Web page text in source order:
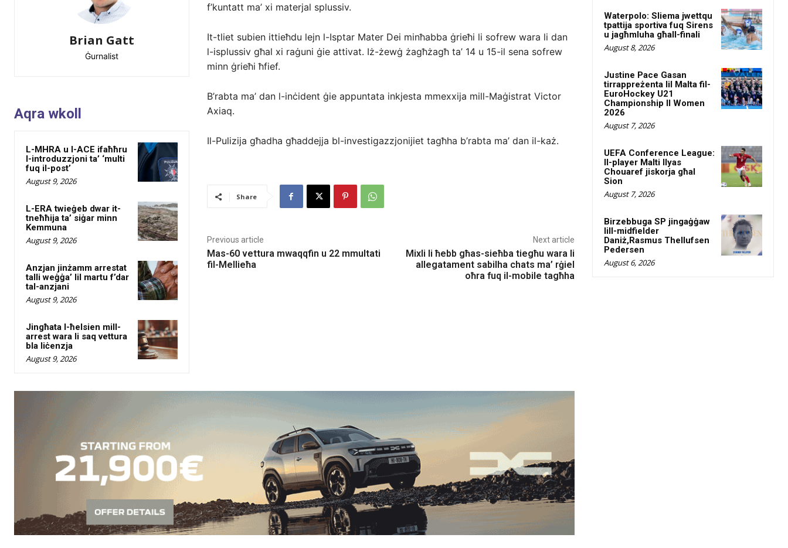
Brian Gatt
Ġurnalist
Aqra wkoll
L-MHRA u l-ACE ifaħħru
l-introduzzjoni ta’ ‘multi
fuq il-post’
August 9, 2026
L-ERA twieġeb dwar it-
tneħħija ta’ siġar minn
Kemmuna
August 9, 2026
Anzjan jinżamm arrestat
talli weġġa’ lil martu f’dar
tal-anzjani
August 9, 2026
Jingħata l-ħelsien mill-
arrest wara li saq vettura
bla liċenzja
August 9, 2026
f’kuntatt ma’ xi materjal splussiv.
It-tliet subien ittieħdu lejn l-Isptar Mater Dei minħabba ġrieħi li sofrew wara li dan
l-isplussiv għal xi raġuni ġie attivat. Iż-żewġ żagħżagħ ta’ 14 u 15-il sena sofrew
minn ġrieħi ħfief.
B’rabta ma’ dan l-inċident ġie appuntata inkjesta mmexxija mill-Maġistrat Victor
Axiaq.
Il-Pulizija għadha għaddejja bl-investigazzjonijiet tagħha b’rabta ma’ dan il-każ.
Share
Previous article
Mas-60 vettura mwaqqfin u 22 mmultati
fil-Mellieħa
Next article
Mixli li ħebb għas-sieħba tiegħu wara li
allegatament sabilha chats ma’ rġiel
oħra fuq il-mobile tagħha
Waterpolo: Sliema jwettqu
tpattija sportiva fuq Sirens
u jagħmluha għall-finali
August 8, 2026
Justine Pace Gasan
tirrappreżenta lil Malta fil-
EuroHockey U21
Championship II Women
2026
August 7, 2026
UEFA Conference League:
Il-player Malti Ilyas
Chouaref jiskorja għal
Sion
August 7, 2026
Birzebbuga SP jingaġġaw
lill-midfielder
Daniż,Rasmus Thellufsen
Pedersen
August 6, 2026